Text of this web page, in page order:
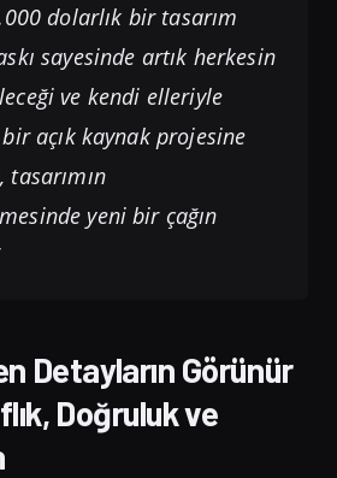
dolarlık bir tasarım
sayesinde artık herkesin
ve kendi elleriyle
açık kaynak projesine
yeni bir çağın
Detayların Görünür
Doğruluk ve